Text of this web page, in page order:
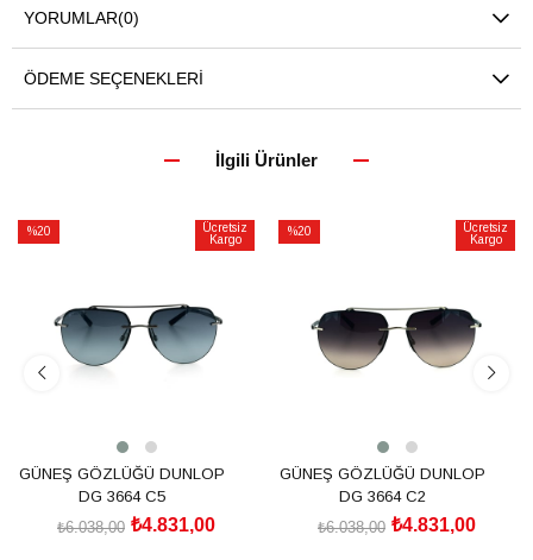
YORUMLAR(0)
ÖDEME SEÇENEKLERI
İlgili Ürünler
%20
Ücretsiz
Kargo
GÜNEŞ GÖZLÜĞÜ DUNLOP
DG 3664 C5
₺4.831,00
₺6.038,00
%20
Ücretsiz
Kargo
GÜNEŞ GÖZLÜĞÜ DUNLOP
DG 3664 C2
₺4.831,00
₺6.038,00